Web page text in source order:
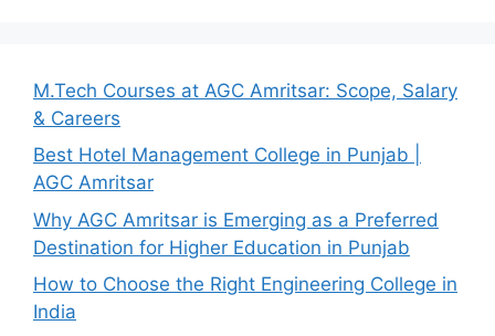
M.Tech Courses at AGC Amritsar: Scope, Salary
& Careers
Best Hotel Management College in Punjab |
AGC Amritsar
Why AGC Amritsar is Emerging as a Preferred
Destination for Higher Education in Punjab
How to Choose the Right Engineering College in
India